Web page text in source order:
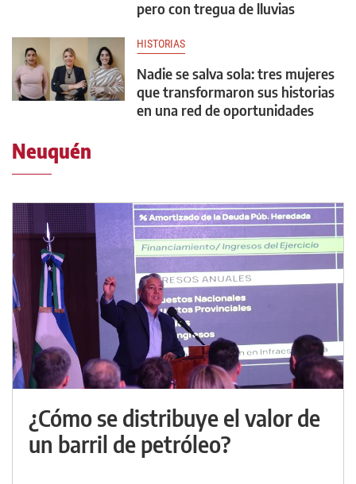
pero con tregua de lluvias
HISTORIAS
Nadie se salva sola: tres mujeres
que transformaron sus historias
en una red de oportunidades
Neuquén
¿Cómo se distribuye el valor de
un barril de petróleo?